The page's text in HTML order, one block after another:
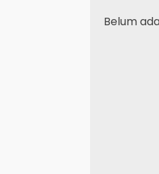
Belum